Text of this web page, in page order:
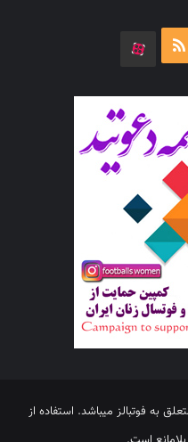
خوراک
به فوتبالز میباشد. استفاده از